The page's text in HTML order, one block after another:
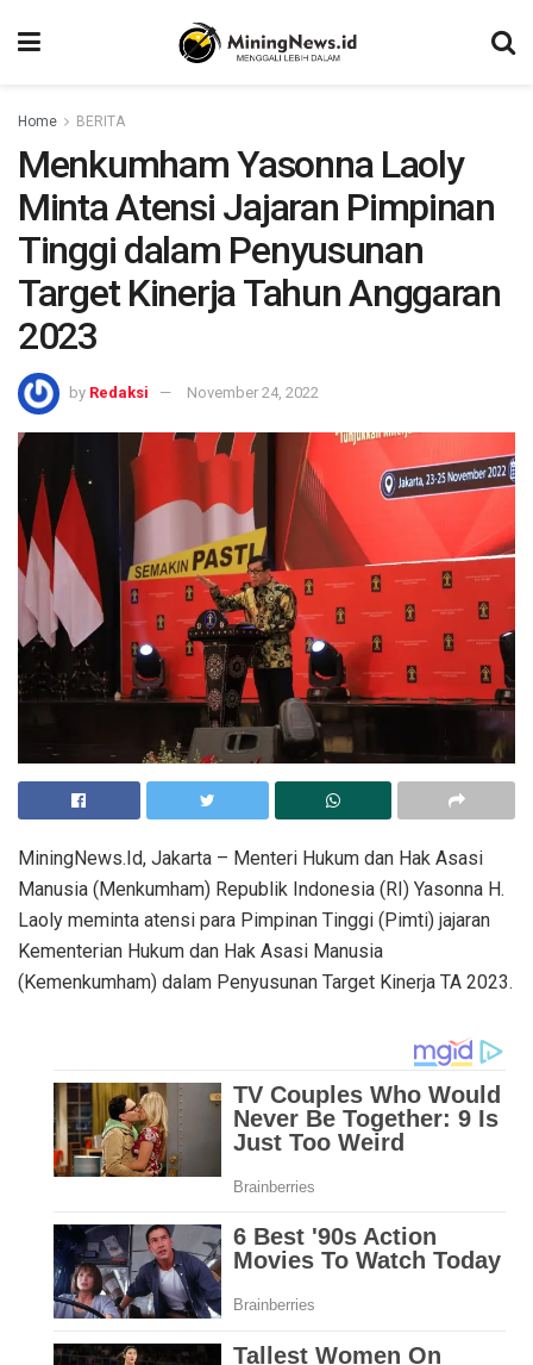
Home BERITA
Menkumham Yasonna Laoly
Minta Atensi Jajaran Pimpinan
Tinggi dalam Penyusunan
Target Kinerja Tahun Anggaran
2023
by Redaksi November 24, 2022
MiningNews.Id, Jakarta – Menteri Hukum dan Hak Asasi
Manusia (Menkumham) Republik Indonesia (RI) Yasonna H.
Laoly meminta atensi para Pimpinan Tinggi (Pimti) jajaran
Kementerian Hukum dan Hak Asasi Manusia
(Kemenkumham) dalam Penyusunan Target Kinerja TA 2023.